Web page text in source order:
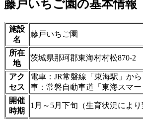
藤戸いちご園の基本情報
施設
名
藤戸いちご園
所在
地
茨城県那珂郡東海村村松870-2
アク
セス
電車：JR常磐線「東海駅」か
車：常磐自動車道「東海スマ
開催
時期
1月～5月下旬（生育状況により